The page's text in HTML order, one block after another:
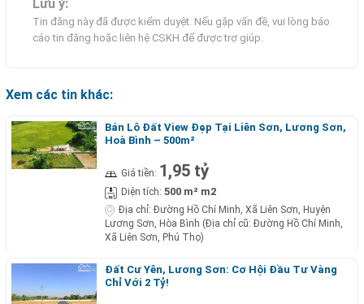
Lưu ý:
Tin đăng này đã được kiểm duyệt. Nếu gặp vấn đề, vui lòng báo
cáo tin đăng hoặc liên hệ CSKH để được trợ giúp.
Xem các tin khác:
Bán Lô Đất View Đẹp Tại Liên Sơn, Lương Sơn,
Hoà Bình – 500m²
Giá tiền: 1,95 tỷ
Diện tích: 500 m² m2
Địa chỉ: Đường Hồ Chí Minh, Xã Liên Sơn, Huyện
Lương Sơn, Hòa Bình (Địa chỉ cũ: Đường Hồ Chí Minh,
Xã Liên Sơn, Phú Thọ)
Đất Cư Yên, Lương Sơn: Cơ Hội Đầu Tư Vàng
Chỉ Với 2 Tỷ!